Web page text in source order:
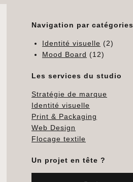
Navigation par catégories
Identité visuelle (2)
Mood Board (12)
Les services du studio
Stratégie de marque
Identité visuelle
Print & Packaging
Web Design
Flocage textile
Un projet en tête ?